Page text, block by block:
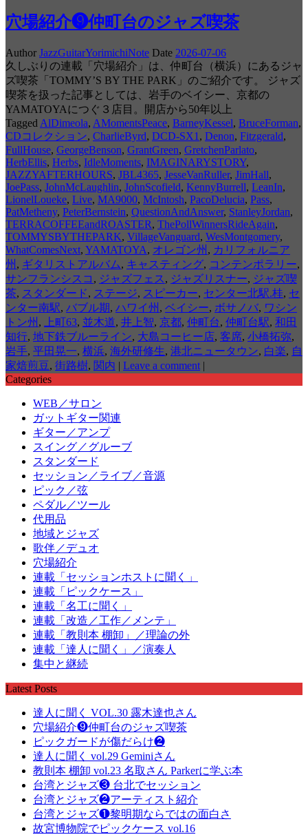
穴場紹介❾仲町台のジャズ喫茶
Author JazzGuitarYorimichiNote Date 2026-07-06
久しぶりの連載「穴場紹介」は、仲町台（横浜）にあるジャ
ズ喫茶「TOMMY’S BY THE PARK」のご紹介です。 ジャズ
喫茶を扱った記事としては、岩手のベイシー、京都の
YAMATOYAにつぐ３店目。開店から50年以上
Tagged AlDimeola, AMomentsPeace, BarneyKessel, BruceForman,
CDコレクション, CharlieByrd, DCD-SX1 , Denon, Fitzgerald,
FullHouse, GeorgeBenson, GrantGreen, GretchenParlato,
HerbEllis, Herbs, IdleMoments, IMAGINARYSTORY,
JAZZYAFTERHOURS, JBL4365, JesseVanRuller, JimHall,
JoePass, JohnMcLaughlin, JohnScofield, KennyBurrell, LeanIn,
LionelLoueke, Live, MA9000, McIntosh, PacoDelucia, Pass,
PatMetheny, PeterBernstein, QuestionAndAnswer, StanleyJordan,
TERRACOFFEEandROASTER, ThePollWinnersRideAgain,
TOMMYSBYTHEPARK, VillageVanguard, WesMontgomery,
WhatComesNext, YAMATOYA, オレゴン州 , カリフォルニア
州 , ギタリストアルバム, キャスティング, コンテンポラリー,
サンフランシスコ , ジャズフェス , ジャズリスナー, ジャズ喫
茶, スタンダード, ステージ, スピーカー, センター北駅.桂, セ
ンター南駅, バブル期, ハワイ州 , ベイシー, ボサノバ, ワシン
トン州 , 上町63, 並木道, 井上智, 京都, 仲町台, 仲町台駅, 和田
知行, 地下鉄ブルーライン, 大島コーヒー店, 客席, 小橋拓弥,
岩手, 平田晃一, 横浜, 海外研修生, 港北ニュータウン, 白楽, 自
家焙煎豆, 街路樹, 関内 | Leave a comment |
Categories
WEB／サロン
ガットギター関連
ギター／アンプ
スイング／グルーブ
スタンダード
セッション／ライブ／音源
ピック／弦
ペダル／ツール
代用品
地域とジャズ
歌伴／デュオ
穴場紹介
連載「セッションホストに聞く」
連載「ピックケース」
連載「名工に聞く」
連載「改造／工作／メンテ」
連載「教則本 棚卸」／理論の外
連載「達人に聞く」／演奏人
集中と継続
Latest Posts
達人に聞く VOL.30 露木達也さん
穴場紹介❾仲町台のジャズ喫茶
ピックガードが傷だらけ❷
達人に聞く vol.29 Geminiさん
教則本 棚卸 vol.23 名取さん Parkerに学ぶ本
台湾とジャズ❸ 台北でセッション
台湾とジャズ❷アーティスト紹介
台湾とジャズ❶黎明期ならではの面白さ
故宮博物院でピックケース vol.16